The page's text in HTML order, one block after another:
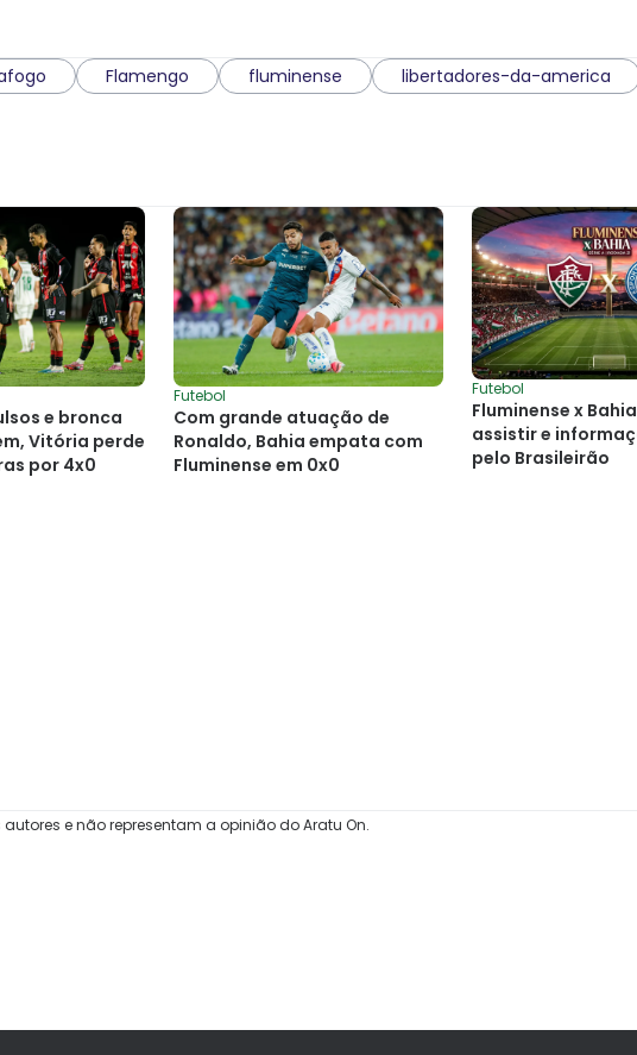
Flamengo fluminense
libertadores-da-america
e bronca
Vitória perde
por 4x0
Futebol
Com grande atuação de
Ronaldo, Bahia empata com
Fluminense em 0x0
Futebol
Fluminense x
assistir e
pelo Brasileirão
e não representam a opinião do Aratu On.